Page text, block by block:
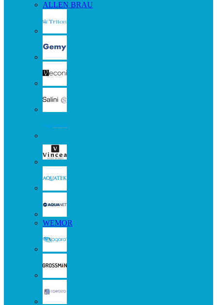
ALLEN BRAU
WEMOR